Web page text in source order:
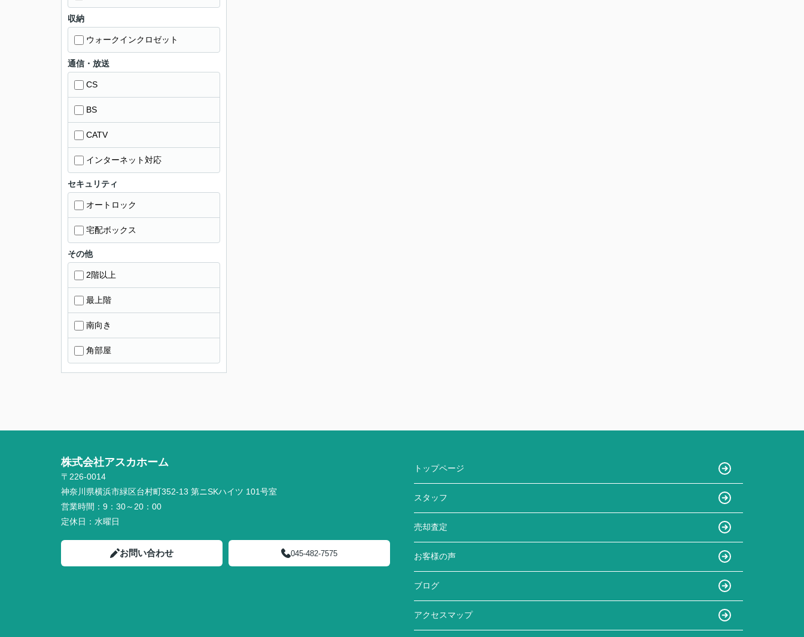
収納
ウォークインクロゼット
通信・放送
CS
BS
CATV
インターネット対応
セキュリティ
オートロック
宅配ボックス
その他
2階以上
最上階
南向き
角部屋
株式会社アスカホーム
〒226-0014
神奈川県横浜市緑区台村町352-13 第ニSKハイツ 101号室
営業時間： 9：30～20：00
定休日： 水曜日
お問い合わせ 045-482-7575
トップページ
スタッフ
売却査定
お客様の声
ブログ
アクセスマップ